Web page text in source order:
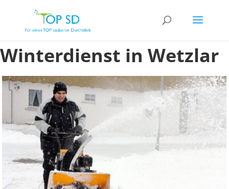
Winterdienst in Wetzlar